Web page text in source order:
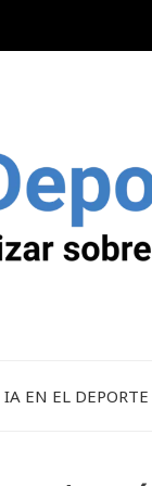
IA EN EL DEPORTE